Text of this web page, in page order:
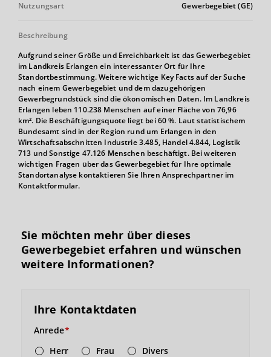
Nutzungsart Gewerbegebiet (GE)
Beschreibung
Aufgrund seiner Größe und Erreichbarkeit ist das Gewerbegebiet
im Landkreis Erlangen ein interessanter Ort für Ihre
Standortbestimmung. Weitere wichtige Key Facts auf der Suche
nach einem Gewerbegebiet und dem dazugehörigen
Gewerbegrundstück sind die ökonomischen Daten. Im Landkreis
Erlangen leben 110.238 Menschen auf einer Fläche von 76,96
km². Die Beschäftigungsquote liegt bei 60 %. Laut statistischem
Bundesamt sind in der Region rund um Erlangen in den
Wirtschaftsabschnitten Industrie 3.485, Handel 4.844, Logistik
713 und Sonstige 47.126 Menschen beschäftigt. Bei weiteren
wichtigen Fragen über das Gewerbegebiet für Ihre optimale
Standortanalyse kontaktieren Sie Ihren Ansprechpartner im
Kontaktformular.
Sie möchten mehr über dieses
Gewerbegebiet erfahren und wünschen
weitere Informationen?
Ihre Kontaktdaten
Anrede
Herr
Frau Divers